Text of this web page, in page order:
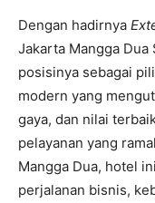
Dengan hadirnya
Jakarta Mangga
posisinya sebagai
modern yang
gaya, dan nilai
pelayanan yang
Mangga Dua, hotel
perjalanan bisnis,